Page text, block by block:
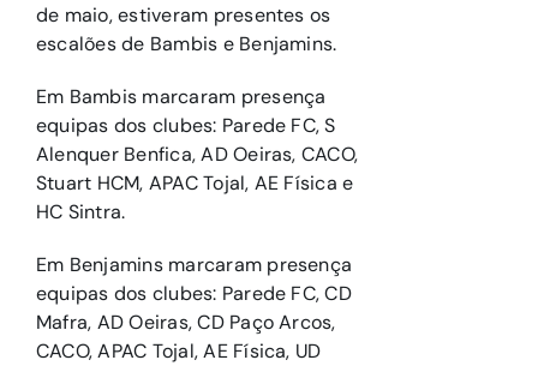
de maio, estiveram presentes os
escalões de Bambis e Benjamins.
Em Bambis marcaram presença
equipas dos clubes: Parede FC, S
Alenquer Benfica, AD Oeiras, CACO,
Stuart HCM, APAC Tojal, AE Física e
HC Sintra.
Em Benjamins marcaram presença
equipas dos clubes: Parede FC, CD
Mafra, AD Oeiras, CD Paço Arcos,
CACO, APAC Tojal, AE Física, UD